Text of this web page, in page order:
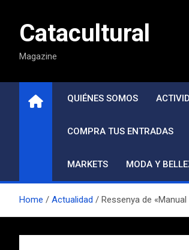
contenidoCatacultural
Magazine
QUIÉNES SOMOS
COMPRA TUS ENTRADAS
MARKETS MODA Y
Home Actualidad Ressenya de